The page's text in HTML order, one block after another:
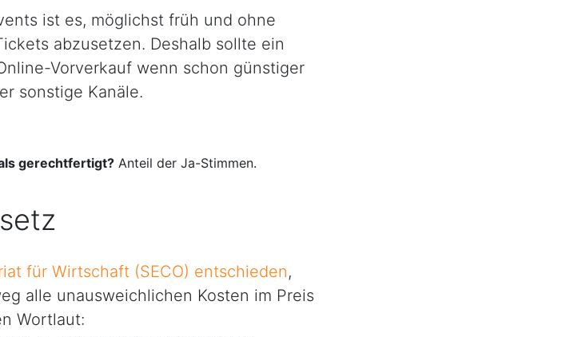
ist es, möglichst früh und ohne
abzusetzen. Deshalb sollte ein
Vorverkauf wenn schon günstiger
sonstige Kanäle.
gerechtfertigt? Anteil der Ja-Stimmen.
für Wirtschaft (SECO) entschieden,
alle unausweichlichen Kosten im Preis
Wortlaut: